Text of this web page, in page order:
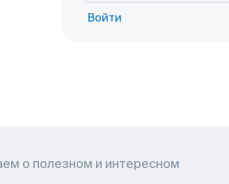
Войти
о полезном и интересном